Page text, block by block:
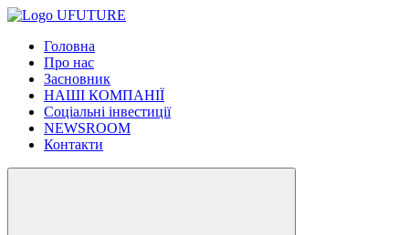
Головна
Про нас
Засновник
НАШІ КОМПАНІЇ
Соціальні інвестиції
NEWSROOM
Контакти